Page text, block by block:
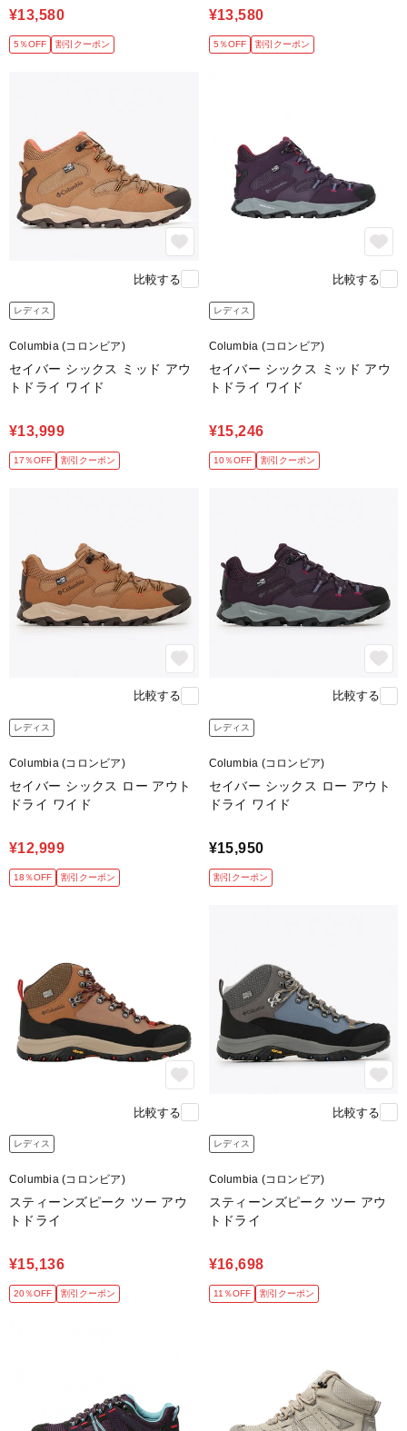
¥13,580
5％OFF 割引クーポン
¥13,580
5％OFF 割引クーポン
比較する
レディス
Columbia (コロンビア)
セイバー シックス ミッド アウ
トドライ ワイド
¥13,999
17％OFF 割引クーポン
比較する
レディス
Columbia (コロンビア)
セイバー シックス ミッド アウ
トドライ ワイド
¥15,246
10％OFF 割引クーポン
比較する
レディス
Columbia (コロンビア)
セイバー シックス ロー アウト
ドライ ワイド
¥12,999
18％OFF 割引クーポン
比較する
レディス
Columbia (コロンビア)
セイバー シックス ロー アウト
ドライ ワイド
¥15,950
割引クーポン
比較する
レディス
Columbia (コロンビア)
スティーンズピーク ツー アウ
トドライ
¥15,136
20％OFF 割引クーポン
比較する
レディス
Columbia (コロンビア)
スティーンズピーク ツー アウ
トドライ
¥16,698
11％OFF 割引クーポン